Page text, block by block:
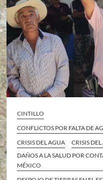
CINTILLO
CONFLICTOS POR FALTA DE
CRISIS DEL AGUA
CRISIS
DAÑOS A LA SALUD POR
MÉXICO